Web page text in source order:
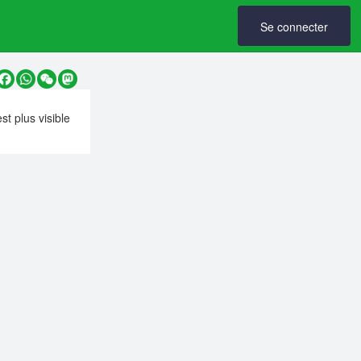
Se connecter
Facebook
WhatsApp
WeChatMastodon
plus visible